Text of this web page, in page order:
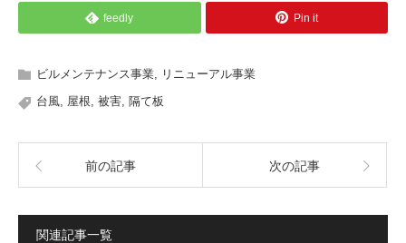
feedly Pin it
ビルメンテナンス事業
リニューアル事業
台風 屋根 被害 隔て板
前の記事 次の記事
関連記事一覧